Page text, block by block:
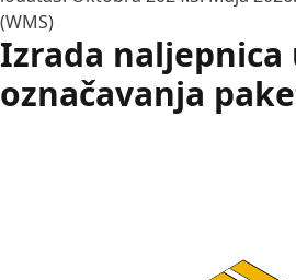
(WMS)
Izrada naljepnica
označavanja